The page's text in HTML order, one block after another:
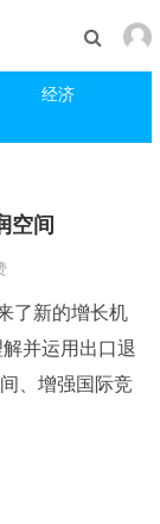
经济
空间
了新的增长机
并运用出口退
、增强国际竞